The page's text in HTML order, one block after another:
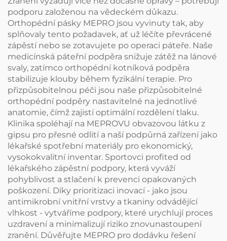
podporu založenou na vědeckém důkazu.
Orthopédní pásky MEPRO jsou vyvinuty tak, aby
splňovaly tento požadavek, ať už léčíte převrácené
zápěstí nebo se zotavujete po operaci páteře. Naše
medicínská páteřní podpěra snižuje zátěž na lánové
svaly, zatímco orthopédní kotníková podpěra
stabilizuje klouby během fyzikální terapie. Pro
přizpůsobitelnou péči jsou naše přizpůsobitelné
orthopédní podpěry nastavitelné na jednotlivé
anatomie, čímž zajistí optimální rozdělení tlaku.
Klinika spoléhají na MEPROVU obvazovou látku z
gipsu pro přesné odlití a naší podpůrná zařízení jako
lékařské spotřební materiály pro ekonomický,
vysokokvalitní inventar. Sportovci profited od
lékařského zápěstní podpory, která vyváží
pohyblivost a stlačení k prevenci opakovaných
poškození. Díky prioritizaci inovací - jako jsou
antimikrobní vnitřní vrstvy a tkaniny odvádějící
vlhkost - vytváříme podpory, které urychlují proces
uzdravení a minimalizují riziko znovunastoupení
zranění. Důvěřujte MEPRO pro dodávku řešení